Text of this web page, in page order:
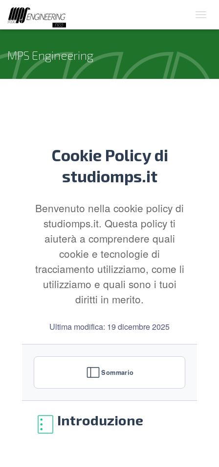
MPS Engineering
Cookie Policy di
studiomps.it
Benvenuto nella cookie policy di
studiomps.it. Questa policy ti
aiuterà a comprendere quali
cookie e tecnologie di
tracciamento utilizziamo, come li
utilizziamo e quali sono i tuoi
diritti in merito.
Ultima modifica: 19 dicembre 2025
Sommario
Introduzione